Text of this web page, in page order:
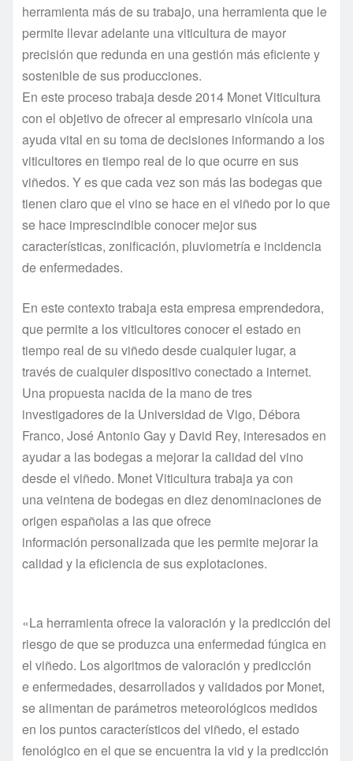
herramienta más de su trabajo, una herramienta que le
permite llevar adelante una viticultura de mayor
precisión que redunda en una gestión más eficiente y
sostenible de sus producciones.
En este proceso trabaja desde 2014 Monet Viticultura
con el objetivo de ofrecer al empresario vinícola una
ayuda vital en su toma de decisiones informando a los
viticultores en tiempo real de lo que ocurre en sus
viñedos. Y es que cada vez son más las bodegas que
tienen claro que el vino se hace en el viñedo por lo que
se hace imprescindible conocer mejor sus
características, zonificación, pluviometría e incidencia
de enfermedades.
En este contexto trabaja esta empresa emprendedora,
que permite a los viticultores conocer el estado en
tiempo real de su viñedo desde cualquier lugar, a
través de cualquier dispositivo conectado a internet.
Una propuesta nacida de la mano de tres
investigadores de la Universidad de Vigo, Débora
Franco, José Antonio Gay y David Rey, interesados en
ayudar a las bodegas a mejorar la calidad del vino
desde el viñedo. Monet Viticultura trabaja ya con
una veintena de bodegas en diez denominaciones de
origen españolas a las que ofrece
información personalizada que les permite mejorar la
calidad y la eficiencia de sus explotaciones.
«La herramienta ofrece la valoración y la predicción del
riesgo de que se produzca una enfermedad fúngica en
el viñedo. Los algoritmos de valoración y predicción
e enfermedades, desarrollados y validados por Monet,
se alimentan de parámetros meteorológicos medidos
en los puntos característicos del viñedo, el estado
fenológico en el que se encuentra la vid y la predicción